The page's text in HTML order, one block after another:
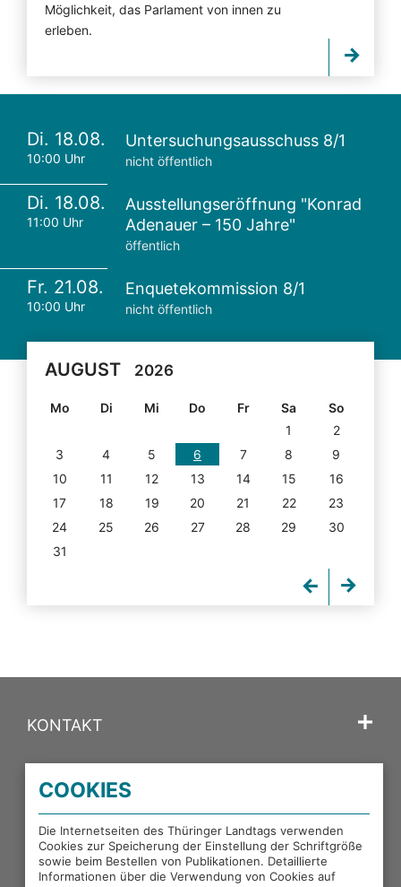
Möglichkeit, das Parlament von innen zu
erleben.
Di. 18.08.
10:00 Uhr
Untersuchungsausschuss 8/1
nicht öffentlich
Di. 18.08.
11:00 Uhr
Ausstellungseröffnung "Konrad
Adenauer – 150 Jahre"
öffentlich
Fr. 21.08.
10:00 Uhr
Enquetekommission 8/1
nicht öffentlich
AUGUST 2026
Mo Di Mi Do Fr Sa
So
1
2
3
4 5 6 7 8
9
10
11 12 13 14 15
16
17
18 19 20 21 22
23
24
25 26 27 28 29
30
31
KONTAKT
PORTALE DES THÜRINGER LANDTAGS
EXTERNE LINKS
COOKIES
Die Internetseiten des Thüringer Landtags verwenden
Cookies zur Speicherung der Einstellung der Schriftgröße
sowie beim Bestellen von Publikationen. Detaillierte
Informationen über die Verwendung von Cookies auf